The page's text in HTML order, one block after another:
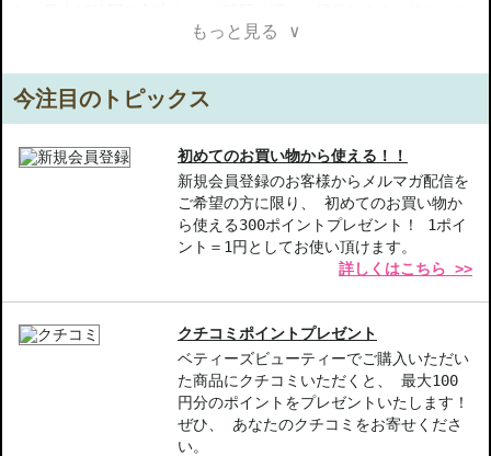
色素が豊富に含まれたこの口紅は、新しい高級感あふれるケースに
しており、豊富なカラーバリエーションを揃えているので、あなた
のお気に入りのスタイルにぴったり合う色を見つけることができま
◇こちらの商品は代引きでの発送ができかねます。代引きでご注文
いただいた場合は、コンビニ後払いに変更をさせて頂きます。コン
ビニ後払いには、決済代行会社による審査がございます。予めご了
◇こちらの商品は、ヤマト運輸、佐川急便もしくは日本郵便で発送
をさせて頂きます。配送便のご指定はできません。
◇お届け日・お時間帯指定は承っておりません。
◇配送伝票の依頼主名、納品書に弊社以外の物流センター社名が記
載されることがあります。
◇上記注意書き記載がある商品の合計金額が16666円以上の場合、
別途手数料が発生する場合があります。予めご了承ください。
もっと見る ∨
今注目のトピックス
初めてのお買い物から使える！！
新規会員登録のお客様からメルマガ配信を
ご希望の方に限り、 初めてのお買い物か
ら使える300ポイントプレゼント！ 1ポイ
ント＝1円としてお使い頂けます。
詳しくはこちら >>
クチコミポイントプレゼント
ベティーズビューティーでご購入いただい
た商品にクチコミいただくと、 最大100
円分のポイントをプレゼントいたします！
ぜひ、 あなたのクチコミをお寄せくださ
い。